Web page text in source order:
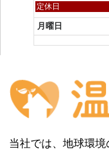
日
曜
日,
8
月
定休日
月曜日
当社では、地球環